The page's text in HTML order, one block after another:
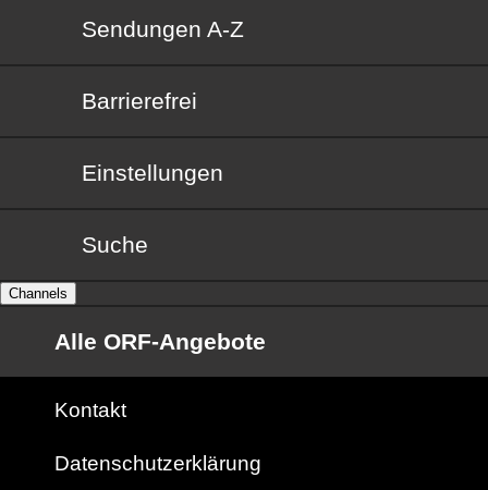
Sendungen von A bis Z
Sendungen A-Z
Barrierefrei
Barrierefrei
Einstellungen
Suche
Channels
Alle ORF-Angebote
Kontakt
Datenschutzerklärung